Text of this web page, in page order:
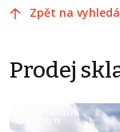
Zpět na
Prodej